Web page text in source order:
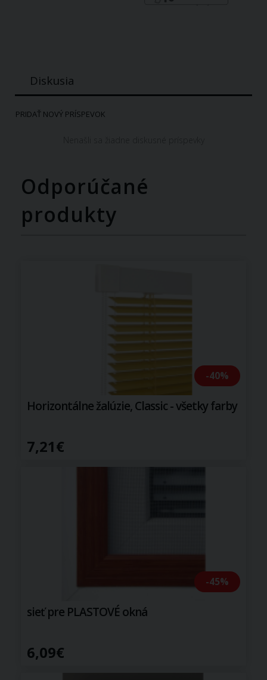
Diskusia
PRIDAŤ NOVÝ PRÍSPEVOK
Odporúčané
produkty
-40%
Horizontálne žalúzie, Classic - všetky farby
7,21€
-45%
sieť pre PLASTOVÉ okná
6,09€